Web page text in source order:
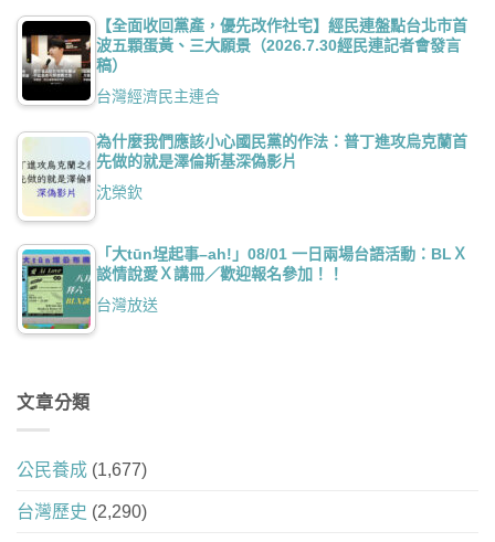
【全面收回黨產，優先改作社宅】經民連盤點台北市首
波五顆蛋黃、三大願景（2026.7.30經民連記者會發言
稿）
台灣經濟民主連合
為什麼我們應該小心國民黨的作法：普丁進攻烏克蘭首
先做的就是澤倫斯基深偽影片
沈榮欽
「大tūn埕起事–ah!」08/01 一日兩場台語活動：BLＸ
談情說愛Ｘ講冊／歡迎報名參加！！
台灣放送
文章分類
公民養成 (1,677)
台灣歷史 (2,290)